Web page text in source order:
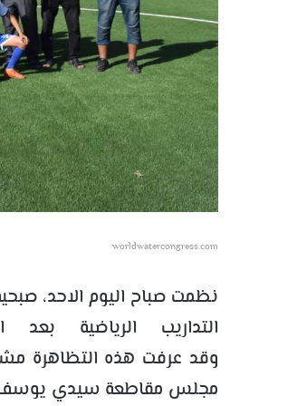
worldwatercongress.com
نظمت صباح اليوم الاحد،
التداريب الرياضية
مجلس مقاطعة سيدي يوسف